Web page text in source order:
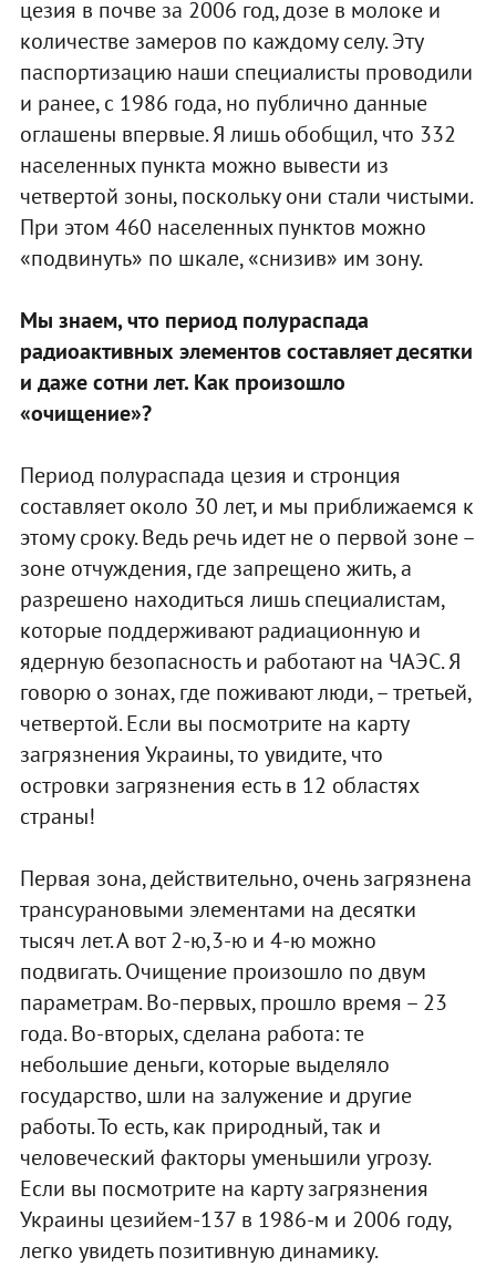
цезия в почве за 2006 год, дозе в молоке и
количестве замеров по каждому селу. Эту
паспортизацию наши специалисты проводили
и ранее, с 1986 года, но публично данные
оглашены впервые. Я лишь обобщил, что 332
населенных пункта можно вывести из
четвертой зоны, поскольку они стали чистыми.
При этом 460 населенных пунктов можно
«подвинуть» по шкале, «снизив» им зону.
Мы знаем, что период полураспада
радиоактивных элементов составляет десятки
и даже сотни лет. Как произошло
«очищение»?
Период полураспада цезия и стронция
составляет около 30 лет, и мы приближаемся к
этому сроку. Ведь речь идет не о первой зоне –
зоне отчуждения, где запрещено жить, а
разрешено находиться лишь специалистам,
которые поддерживают радиационную и
ядерную безопасность и работают на ЧАЭС. Я
говорю о зонах, где поживают люди, – третьей,
четвертой. Если вы посмотрите на карту
загрязнения Украины, то увидите, что
островки загрязнения есть в 12 областях
страны!
Первая зона, действительно, очень загрязнена
трансурановыми элементами на десятки
тысяч лет. А вот 2-ю,3-ю и 4-ю можно
подвигать. Очищение произошло по двум
параметрам. Во-первых, прошло время – 23
года. Во-вторых, сделана работа: те
небольшие деньги, которые выделяло
государство, шли на залужение и другие
работы. То есть, как природный, так и
человеческий факторы уменьшили угрозу.
Если вы посмотрите на карту загрязнения
Украины цезийем-137 в 1986-м и 2006 году,
легко увидеть позитивную динамику.